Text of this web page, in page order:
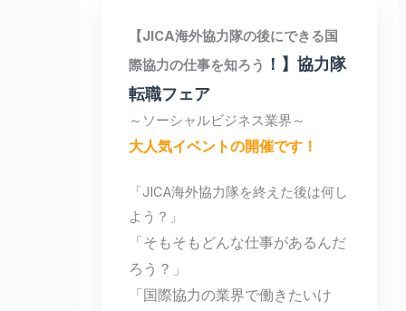
【JICA海外協力隊の後にできる国
際協力の仕事を知ろう ！】協力隊
転職フェア
～ソーシャルビジネス業界～
大人気イベントの開催です！
「JICA海外協力隊を終えた後は何し
よう？」
「そもそもどんな仕事があるんだ
ろう？」
「国際協力の業界で働きたいけ